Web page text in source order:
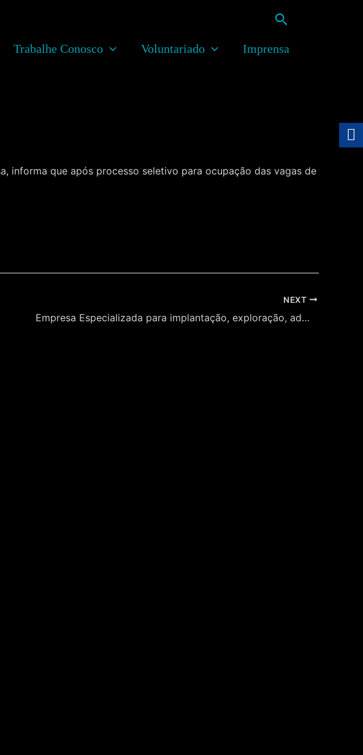
Pesquisar
Trabalhe Conosco Voluntariado Imprensa
informa que após processo seletivo para ocupação das vagas de
NEXT
Empresa Especializada para implantação, exploração, administração e operação comercial de espaço destinado à Cafeteria, no Museu da Língua Portuguesa